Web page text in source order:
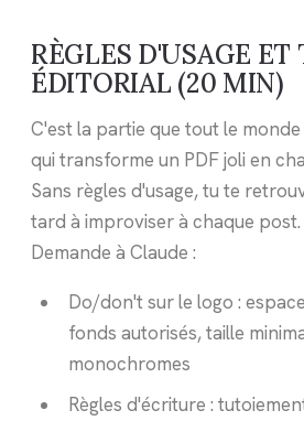
RÈGLES D'USAGE ET
ÉDITORIAL (20 MIN)
C'est la partie que tout le
qui transforme un PDF joli en
Sans règles d'usage, tu te
tard à improviser à chaque post.
Demande à Claude :
Do/don't sur le logo :
fonds autorisés, taille
monochromes
Règles d'écriture :